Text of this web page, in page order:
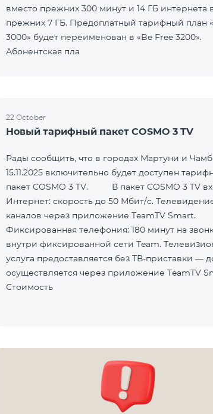
вместо прежних 300 минут и 14 ГБ интернета
прежних 7 ГБ. Предоплатный тарифный план
3000» будет переименован в «Be Free 3200».
Абонентская пла
22 October
Новый тарифный пакет COSMO 3 TV
Рады сообщить, что в городах Мартуни и
15.11.2025 включительно будет доступен
пакет COSMO 3 TV. В пакет COSMO 3 TV входит:
Интернет: скорость до 50 Мбит/с.
каналов через приложение TeamTV Smart.
Фиксированная телефония: 180 минут на
внутри фиксированной сети Team. Телевизионная
услуга предоставляется без ТВ-приставки —
осуществляется через приложение TeamTV
Стоимость